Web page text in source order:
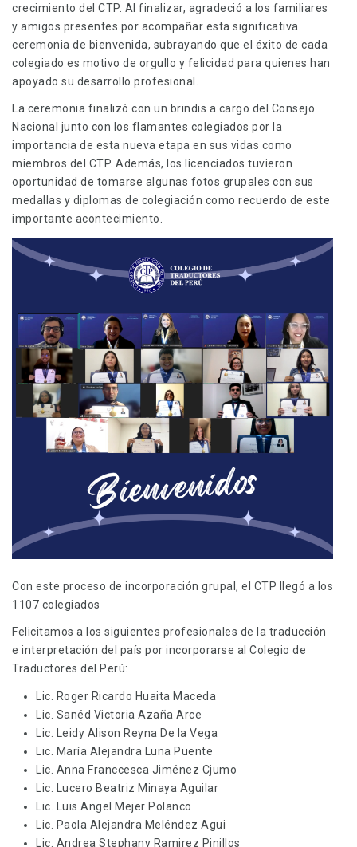
crecimiento del CTP. Al finalizar, agradeció a los familiares
y amigos presentes por acompañar esta significativa
ceremonia de bienvenida, subrayando que el éxito de cada
colegiado es motivo de orgullo y felicidad para quienes han
apoyado su desarrollo profesional.
La ceremonia finalizó con un brindis a cargo del Consejo
Nacional junto con los flamantes colegiados por la
importancia de esta nueva etapa en sus vidas como
miembros del CTP. Además, los licenciados tuvieron
oportunidad de tomarse algunas fotos grupales con sus
medallas y diplomas de colegiación como recuerdo de este
importante acontecimiento.
Con este proceso de incorporación grupal, el CTP llegó a los
1107 colegiados
Felicitamos a los siguientes profesionales de la traducción
e interpretación del país por incorporarse al Colegio de
Traductores del Perú:
Lic. Roger Ricardo Huaita Maceda
Lic. Sanéd Victoria Azaña Arce
Lic. Leidy Alison Reyna De la Vega
Lic. María Alejandra Luna Puente
Lic. Anna Franccesca Jiménez Cjumo
Lic. Lucero Beatriz Minaya Aguilar
Lic. Luis Angel Mejer Polanco
Lic. Paola Alejandra Meléndez Agui
Lic. Andrea Stephany Ramirez Pinillos